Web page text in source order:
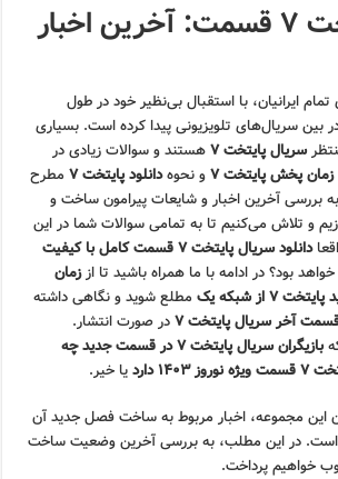
سریال پایتخت ۷ قسمت: آخرین اخبار
ایرانیان، با استقبال بی‌نظیر خود در طول
بین سریال‌های تلویزیونی پیدا کرده است. بسیاری
سریال پایتخت ۷ هستند و سوالات زیادی در
زمان پخش پایتخت ۷ و نحوهدانلود پایتخت ۷
مطرح
بررسی آخرین اخبار و شایعات پیرامون ساخت و
و تلاش می‌کنیم تا به تمامی سوالات شما در این
دانلود سریال پایتخت ۷ قسمت کامل با کیفیت
بود؟ در ادامه با ما همراه باشید تا اززمان
از شبکه یک
مطلع شوید و نگاهی داشته
آخر سریال پایتخت ۷ در صورت انتشار.
بازیگران سریال پایتخت ۷ در قسمت جدید چه
۱۴۰۳ دارد
یا خیر.
این مجموعه، اخبار مربوط به ساخت فصل جدید آن
است. در این مطلب، به بررسی آخرین وضعیت ساخت
خواهیم پرداخت.